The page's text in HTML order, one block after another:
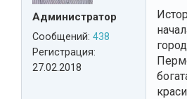
Администратор
Сообщений: 438
Регистрация:
27.02.2018